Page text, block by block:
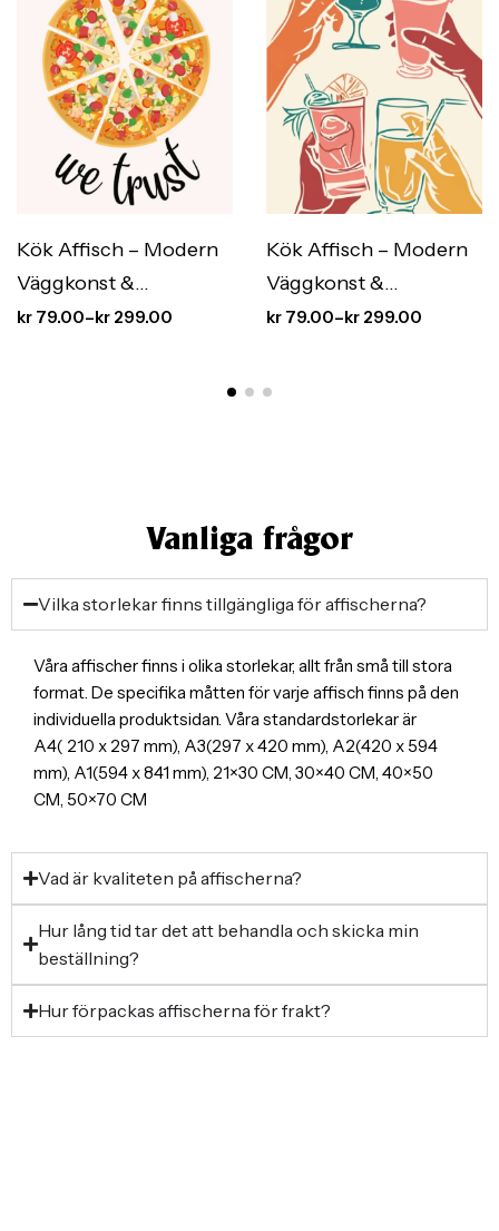
Kök Affisch – Modern
Väggkonst &
Köksinredning med
kr 79.00–kr 299.00
Kök Affisch – Modern
Väggkonst &
Köksinredning med
kr 79.00–kr 299.00
Vanliga frågor
Vilka storlekar finns tillgängliga för affischerna?
Våra affischer finns i olika storlekar, allt från små till stora
format. De specifika måtten för varje affisch finns på den
individuella produktsidan. Våra standardstorlekar är
A4( 210 x 297 mm), A3(297 x 420 mm), A2(420 x 594
mm), A1(594 x 841 mm), 21×30 CM, 30×40 CM, 40×50
CM, 50×70 CM
Vad är kvaliteten på affischerna?
Hur lång tid tar det att behandla och skicka min
beställning?
Hur förpackas affischerna för frakt?